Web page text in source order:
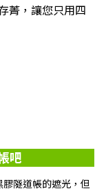
菁，讓您只用四
吧
隧道帳的遮光，但